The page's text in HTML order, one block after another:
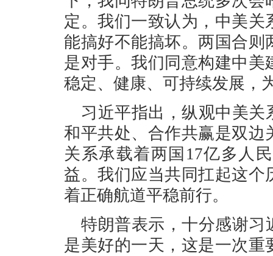
定。我们一致认为，中美
能搞好不能搞坏。两国合
是对手。我们同意构建中
稳定、健康、可持续发展，
习近平指出，纵观中美
和平共处、合作共赢是双
关系承载着两国17亿多人
益。我们应当共同扛起这
着正确航道平稳前行。
特朗普表示，十分感谢习
是美好的一天，这是一次